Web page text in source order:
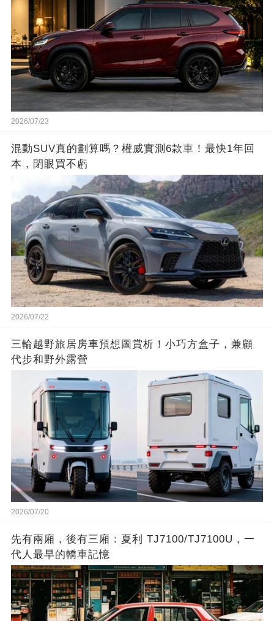
2026/07/23
混動SUV真的劃算嗎？權威實測6款車！最快1年回
本，閉眼買不虧
2026/07/22
三輪越野旅居房車預想圖賞析！小巧方盒子，兼顧
代步和野外露營
2026/07/20
先有兩廂，後有三廂：夏利 TJ7100/TJ7100U，一
代人最早的轎車記憶